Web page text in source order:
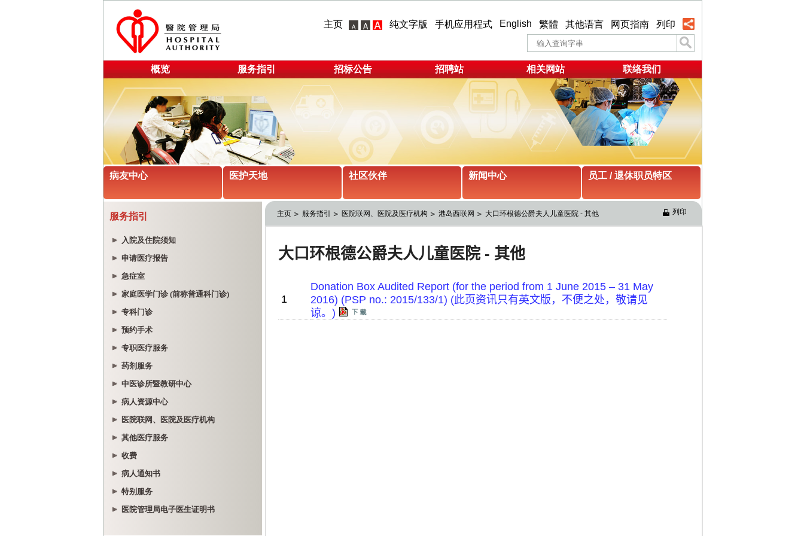
主页 纯文字版 手机应用程式 English 繁體 其他语言 网页指南 列印
概览 服务指引 招标公告 招聘站 相关网站 联络我们
病友中心 医护天地 社区伙伴 新闻中心 员工 / 退休职员特区
服务指引
入院及住院须知
申请医疗报告
急症室
家庭医学门诊 (前称普通科门诊)
专科门诊
预约手术
专职医疗服务
药剂服务
中医诊所暨教研中心
病人资源中心
医院联网、医院及医疗机构
其他医疗服务
收费
病人通知书
特别服务
医院管理局电子医生证明书
主页 服务指引 医院联网、医院及医疗机构 港岛西联网 大口环根德公爵夫人儿童医院 - 其他 列印